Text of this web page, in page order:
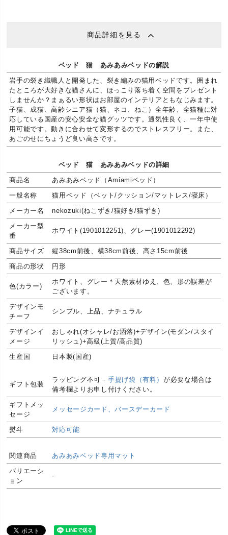
商品詳細を見る
ベッド 猫 あみあみベッドの解説
岩手の裂き織職人と開発した、裂き編みの猫用ベッドです。囲まれ
たところが大好きな猫さんに、ほっこり落ち着く空間をプレゼント
しませんか？まぁるい形状はお部屋のインテリアともなじみます。
子猫、成猫、高齢シニア猫（猫、ネコ、ねこ）全年齢、全猫種に対
応している国産の安心安全な猫グッツです。通気性良く、一年中使
用可能です。動きに合わせて変形するのでストレスフリー。また、
あごのせにちょうど良い高さです。
ベッド 猫 あみあみベッドの詳細
商品名
あみあみベッド（Amiamiベッド）
一般名称
猫用ベッド（ベット/クッション/マットレス/寝床）
メーカー名
nekozuki(ねこずき/猫好き/猫ずき)
メーカー型
番
ホワイト(1901012251)、グレー(1901012292)
商品サイズ
縦38cm前後、横38cm前後、高さ15cm前後
商品の形状
円形
色(カラー)
ホワイト、グレー＊天然素材ゆえ、色、形の誤差が
ございます。
デザインモ
チーフ
シンプル、上品、ナチュラル
デザインイ
メージ
おしゃれ(オシャレ/お洒落)+デザイン(モダン/スタイ
リッシュ)+高級(上質/高品質)
生産国
日本製(国産)
品質に関し
て
異なります。様々な表情があります。自然が生み出
した、やさしく味わい深い表情をお楽しみくださ
受けできかねます。デニム独特の香りがします。香
料は添加しておりません。商品の特性をご納得頂い
た上、ご購入のほどお願いいたします。
ご注意くだ
さい
き取ってください。本体を濡らしたままにしたり、
濡れた布を本体の上で放置しないでください。デニ
ムを使用しているのでお洗濯の際色落ちする場合が
機能
お気に入り空間になじむ国産デニム素材のベッドで
ギフト包装
ラッピング不可 - 手提げ袋（有料）が必要な場合は
備考欄よりお申し付けください。
ギフトメッ
セージ
メッセージカード、バースデーカード
熨斗 対応可能
関連商品
あみあみベッド専用マット
バリエーシ
ョン
-